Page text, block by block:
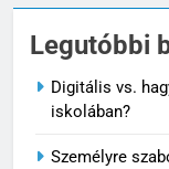
Legutóbbi
Digitális vs.
iskolában?
Személyre